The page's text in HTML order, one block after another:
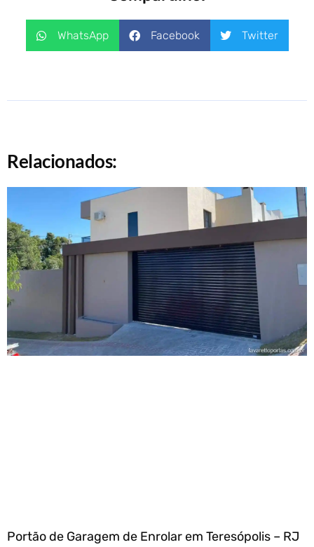
WhatsApp Facebook Twitter
Relacionados:
Portão de Garagem de Enrolar em Teresópolis – RJ